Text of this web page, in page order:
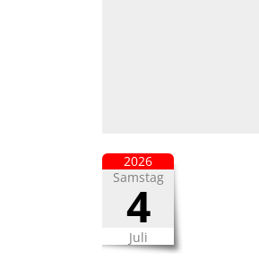
Samstag
4
Juli
2026